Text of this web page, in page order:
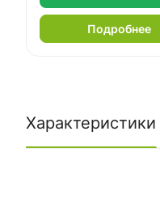
Подробнее
Характеристики